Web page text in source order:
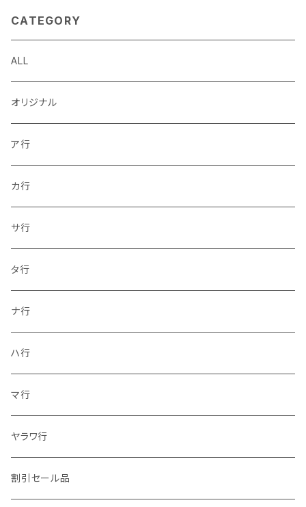
CATEGORY
ALL
オリジナル
ア行
カ行
サ行
タ行
ナ行
ハ行
マ行
ヤラワ行
割引セール品